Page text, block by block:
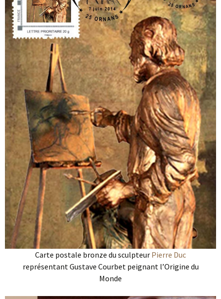
Carte postale bronze du sculpteur Pierre Duc
représentant Gustave Courbet peignant l’Origine du
Monde